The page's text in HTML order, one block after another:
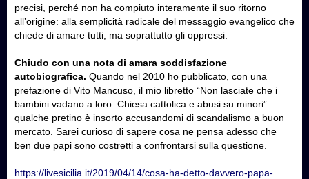
precisi, perché non ha compiuto interamente il suo ritorno
all’origine: alla semplicità radicale del messaggio evangelico che
chiede di amare tutti, ma soprattutto gli oppressi.
Chiudo con una nota di amara soddisfazione
autobiografica. Quando nel 2010 ho pubblicato, con una
prefazione di Vito Mancuso, il mio libretto “Non lasciate che​ i
bambini vadano a loro. Chiesa cattolica e abusi su minori”
qualche pretino è insorto accusandomi di scandalismo a buon
mercato. Sarei curioso di sapere cosa ne pensa adesso che
ben due papi sono costretti a confrontarsi sulla questione.
https://livesicilia.it/2019/04/14/cosa-ha-detto-davvero-papa-